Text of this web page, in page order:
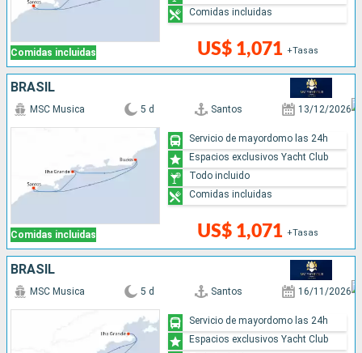
Comidas incluidas US$ 1,071 +Tasas
Comidas incluidas
BRASIL
Comidas incluidas
MSC Musica 5 d Santos 13/12/2026
US$ 1,071 +Tasas
Servicio de mayordomo las 24h
Espacios exclusivos Yacht Club
Todo incluido
Comidas incluidas
BRASIL
MSC Musica 5 d Santos 16/11/2026
Servicio de mayordomo las 24h
Espacios exclusivos Yacht Club